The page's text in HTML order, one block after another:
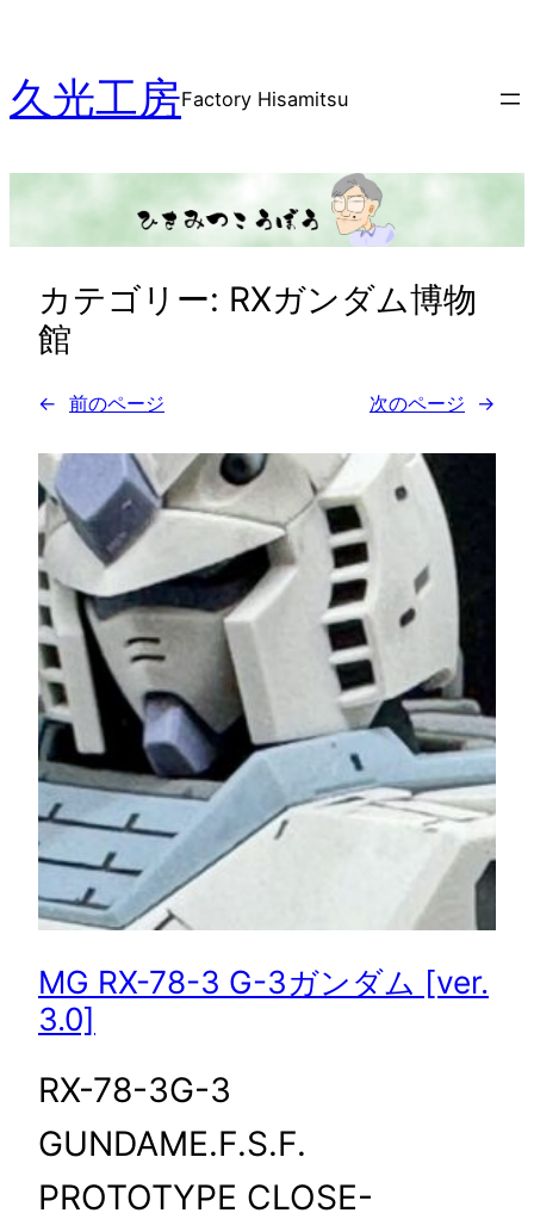
を
ス
ッ
久光工房Factory Hisamitsu
カテゴリー: RXガンダム博物
館
← 前のページ 次のページ →
MG RX-78-3 G-3ガンダム [ver.
3.0]
RX-78-3G-3
GUNDAME.F.S.F.
PROTOTYPE CLOSE-